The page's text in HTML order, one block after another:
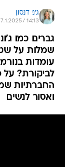
ג'ני דנסון
7.1.2025 / 14:13
גברים כמו
שמלות על
עומדות
לביקורת? על
החברתיות
ואסור לנשים